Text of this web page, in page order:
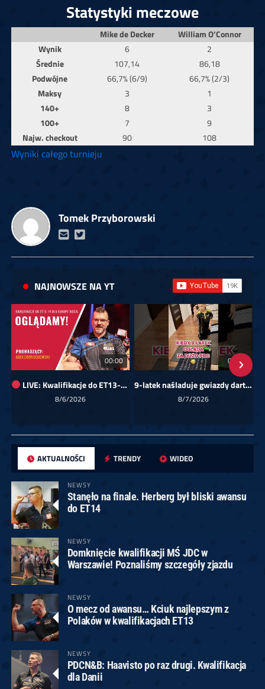
Statystyki meczowe
Mike de Decker
William O’Connor
Wynik
6
2
Średnie
107,14
86,18
Podwójne
66,7% (6/9)
66,7% (2/3)
Maksy
3
1
140+
8
3
100+
7
9
Najw. checkout
90 108
Wyniki całego turnieju
Tomek Przyborowski
NAJNOWSZE NA YT
00:00
LIVE: Kwalifikacje do ET13-14 dla Europy Wschodniej
8/6/2026
01:08
9-latek naśladuje gwiazdy darta!
8/7/2026
AKTUALNOŚCI TRENDY WIDEO
NEWSY
Stanęło na finale. Herberg był bliski awansu
do ET14
NEWSY
Domknięcie kwalifikacji MŚ JDC w
Warszawie! Poznaliśmy szczegóły zjazdu
NEWSY
O mecz od awansu… Kciuk najlepszym z
Polaków w kwalifikacjach ET13
NEWSY
PDCN&B: Haavisto po raz drugi. Kwalifikacja
dla Danii